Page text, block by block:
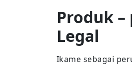
Produk
Legal
Ikame sebagai